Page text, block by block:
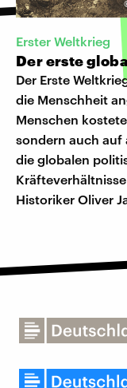
Erster Weltkrieg
Der erste
Der Erste
die Menschheit
Menschen
sondern auch auf
die globalen
Historiker Oliver